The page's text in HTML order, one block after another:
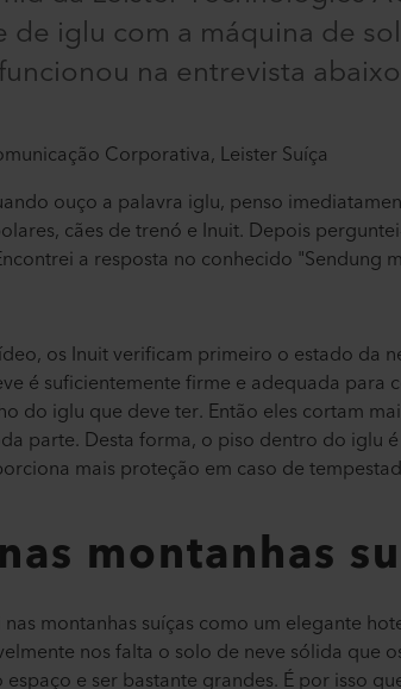
iglu com a máquina de
na entrevista
Corporativa, Leister Suíça
ouço a palavra iglu, penso
cães de trenó e Inuit. Depois
a resposta no conhecido "Sendung
os Inuit verificam primeiro o estado da
é suficientemente firme e adequada para
do iglu que deve ter. Então eles cortam
parte. Desta forma, o piso dentro do iglu
mais proteção em caso de
montanhas
montanhas suíças como um elegante
nos falta o solo de neve sólida que
e ser bastante grandes. É por isso